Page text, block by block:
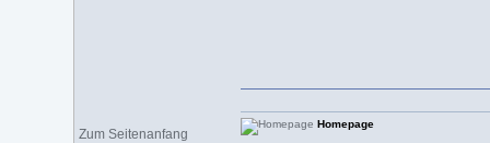
Zum Seitenanfang
Homepage